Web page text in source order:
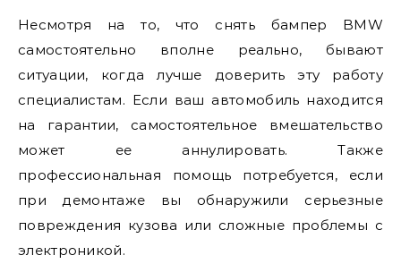
Несмотря на то, что снять бампер BMW
самостоятельно вполне реально, бывают
ситуации, когда лучше доверить эту работу
специалистам. Если ваш автомобиль находится
на гарантии, самостоятельное вмешательство
может ее аннулировать. Также
профессиональная помощь потребуется, если
при демонтаже вы обнаружили серьезные
повреждения кузова или сложные проблемы с
электроникой.